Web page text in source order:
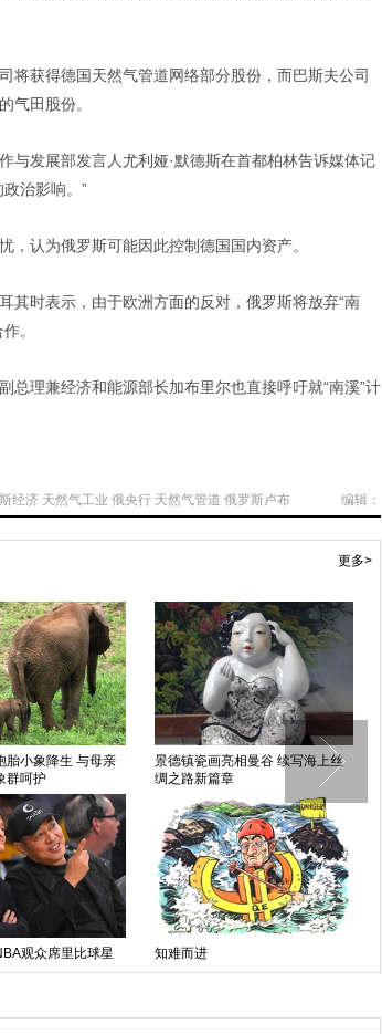
获得德国天然气管道网络部分股份，而巴斯夫公司
气田股份。
发展部发言人尤利娅·默德斯在首都柏林告诉媒体记
治影响。”
认为俄罗斯可能因此控制德国国内资产。
时表示，由于欧洲方面的反对，俄罗斯将放弃“南
。
理兼经济和能源部长加布里尔也直接呼吁就“南溪”计
编辑：
经济 天然气工业 俄央行 天然气管道 俄罗斯卢布
更多>
胎小象降生 与母亲
群呵护
景德镇瓷画亮相曼谷 续写海上丝
绸之路新篇章
观众席里比球星
知难而进